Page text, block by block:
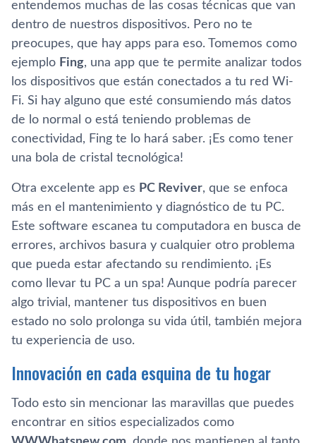
entendemos muchas de las cosas técnicas que van
dentro de nuestros dispositivos. Pero no te
preocupes, que hay apps para eso. Tomemos como
ejemplo Fing, una app que te permite analizar todos
los dispositivos que están conectados a tu red Wi-
Fi. Si hay alguno que esté consumiendo más datos
de lo normal o está teniendo problemas de
conectividad, Fing te lo hará saber. ¡Es como tener
una bola de cristal tecnológica!
Otra excelente app es PC Reviver, que se enfoca
más en el mantenimiento y diagnóstico de tu PC.
Este software escanea tu computadora en busca de
errores, archivos basura y cualquier otro problema
que pueda estar afectando su rendimiento. ¡Es
como llevar tu PC a un spa! Aunque podría parecer
algo trivial, mantener tus dispositivos en buen
estado no solo prolonga su vida útil, también mejora
tu experiencia de uso.
Innovación en cada esquina de tu hogar
Todo esto sin mencionar las maravillas que puedes
encontrar en sitios especializados como